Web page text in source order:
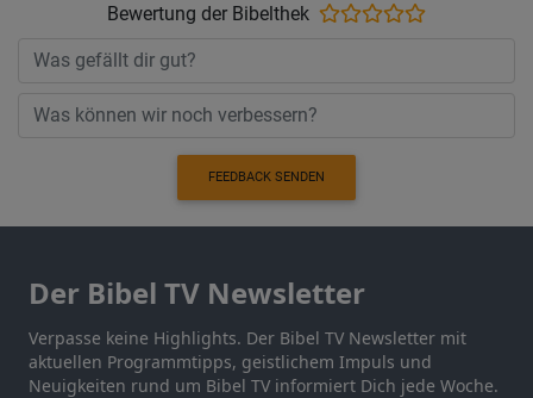
Bewertung der Bibelthek
FEEDBACK SENDEN
Der Bibel TV Newsletter
Verpasse keine Highlights. Der Bibel TV Newsletter mit
aktuellen Programmtipps, geistlichem Impuls und
Neuigkeiten rund um Bibel TV informiert Dich jede Woche.